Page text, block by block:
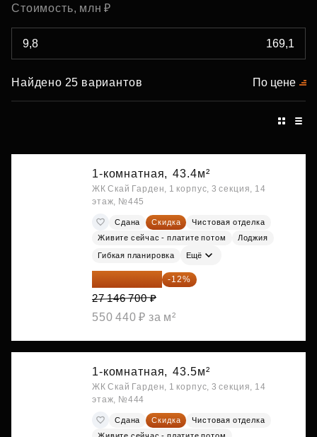
Стоимость, млн ₽
Найдено 25 вариантов По цене
1-комнатная, 43.4м²
ЖК Скай Гарден, 1 корпус, 3 секция, 14
этаж, №445
Сдана Скидка
Чистовая отделка
Живите сейчас - платите потом
Лоджия
Гибкая планировка Ещё
23 889 096 ₽ -12%
27 146 700 ₽
550 440 ₽ за м²
1-комнатная, 43.5м²
ЖК Скай Гарден, 1 корпус, 3 секция, 14
этаж, №444
Сдана Скидка
Чистовая отделка